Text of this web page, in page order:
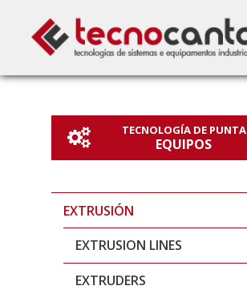
TECNOLOGÍA DE PUNTA
EQUIPOS
EXTRUSIÓN
EXTRUSION LINES
EXTRUDERS